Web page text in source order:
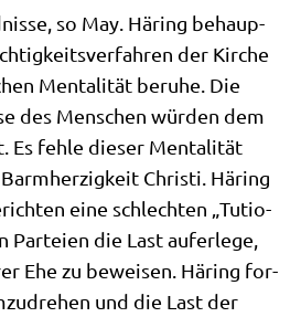
so May. Här­ing behaup­
der Kir­che
Men­ta­li­tät beru­he. Die
des Men­schen wür­den dem
Es feh­le die­ser Men­ta­li­tät
Chri­sti. Här­ing
eine schlech­ten „Tutio­
Par­tei­en die Last auf­er­le­ge,
Ehe zu bewei­sen. Här­ing for­
und die Last der